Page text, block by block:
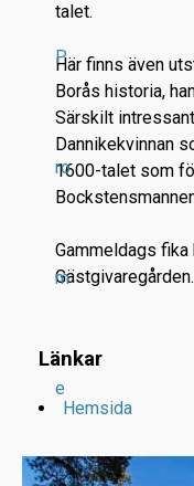
P
ro
m
e
talet.
Här finns även
Borås historia,
Särskilt
Dannikekvinnan
1600-talet som
Gammeldags fika
Gästgivaregården.
Länkar
Hemsida